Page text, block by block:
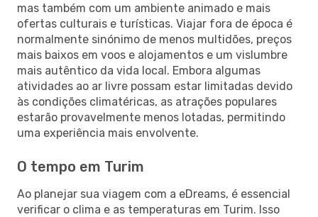
mas também com um ambiente animado e mais
ofertas culturais e turísticas. Viajar fora de época é
normalmente sinónimo de menos multidões, preços
mais baixos em voos e alojamentos e um vislumbre
mais autêntico da vida local. Embora algumas
atividades ao ar livre possam estar limitadas devido
às condições climatéricas, as atrações populares
estarão provavelmente menos lotadas, permitindo
uma experiência mais envolvente.
O tempo em Turim
Ao planejar sua viagem com a eDreams, é essencial
verificar o clima e as temperaturas em Turim. Isso